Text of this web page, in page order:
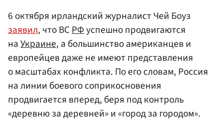
6 октября ирландский журналист Чей Боуз
заявил, что ВСРФуспешно продвигаются
наУкраине, а большинство американцев и
европейцев даже не имеют представления
о масштабах конфликта. По его словам, Россия
на линии боевого соприкосновения
продвигается вперед, беря под контроль
«деревню за деревней» и «город за городом».